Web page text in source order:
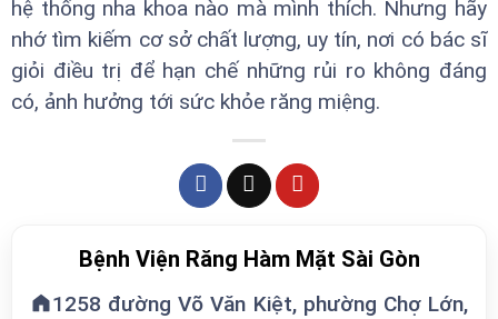
hệ thống nha khoa nào mà mình thích. Nhưng hãy
nhớ tìm kiếm cơ sở chất lượng, uy tín, nơi có bác sĩ
giỏi điều trị để hạn chế những rủi ro không đáng
có, ảnh hưởng tới sức khỏe răng miệng.
Bệnh Viện Răng Hàm Mặt Sài Gòn
1258 đường Võ Văn Kiệt, phường Chợ Lớn,